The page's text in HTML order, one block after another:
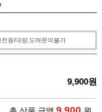
용/대량,도매문의불가
9,900원